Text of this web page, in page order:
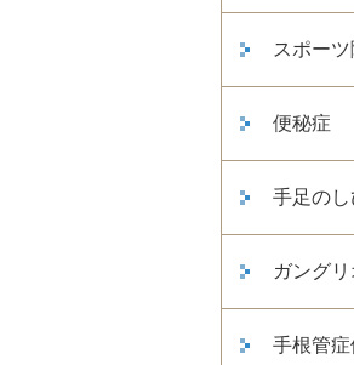
スポー
便秘症
手足の
ガング
手根管